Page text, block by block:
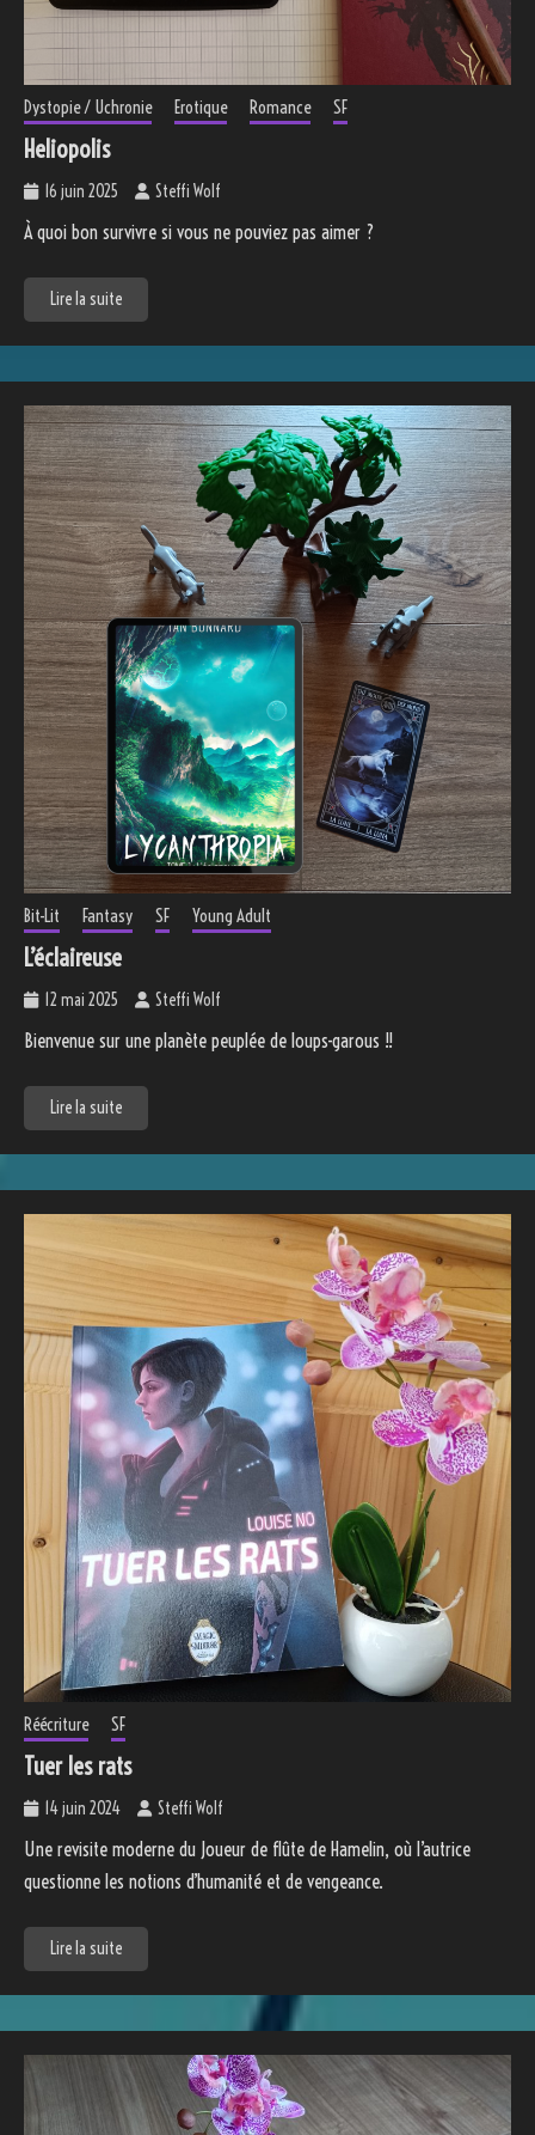
Dystopie / Uchronie Erotique Romance SF
Heliopolis
16 juin 2025 Steffi Wolf
À quoi bon survivre si vous ne pouviez pas aimer ?
Lire la suite
Bit-Lit Fantasy SF Young Adult
L’éclaireuse
12 mai 2025 Steffi Wolf
Bienvenue sur une planète peuplée de loups-garous !!
Lire la suite
Réécriture SF
Tuer les rats
14 juin 2024 Steffi Wolf
Une revisite moderne du Joueur de flûte de Hamelin, où l’autrice
questionne les notions d’humanité et de vengeance.
Lire la suite